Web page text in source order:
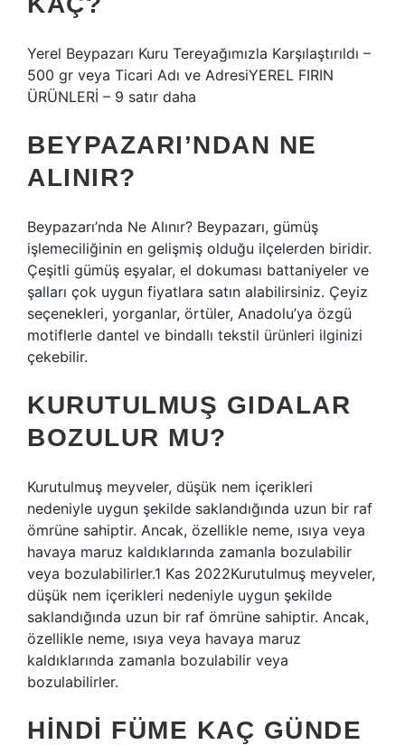
Yerel Beypazarı Kuru Tereyağımızla Karşılaştırıldı –
500 gr veya Ticari Adı ve AdresiYEREL FIRIN
ÜRÜNLERİ – 9 satır daha
BEYPAZARI’NDAN NE
ALINIR?
Beypazarı’nda Ne Alınır? Beypazarı, gümüş
işlemeciliğinin en gelişmiş olduğu ilçelerden biridir.
Çeşitli gümüş eşyalar, el dokuması battaniyeler ve
şalları çok uygun fiyatlara satın alabilirsiniz. Çeyiz
seçenekleri, yorganlar, örtüler, Anadolu’ya özgü
motiflerle dantel ve bindallı tekstil ürünleri ilginizi
çekebilir.
KURUTULMUŞ GIDALAR
BOZULUR MU?
Kurutulmuş meyveler, düşük nem içerikleri
nedeniyle uygun şekilde saklandığında uzun bir raf
ömrüne sahiptir. Ancak, özellikle neme, ısıya veya
havaya maruz kaldıklarında zamanla bozulabilir
veya bozulabilirler.1 Kas 2022Kurutulmuş meyveler,
düşük nem içerikleri nedeniyle uygun şekilde
saklandığında uzun bir raf ömrüne sahiptir. Ancak,
özellikle neme, ısıya veya havaya maruz
kaldıklarında zamanla bozulabilir veya
bozulabilirler.
HINDI FÜME KAÇ GÜNDE